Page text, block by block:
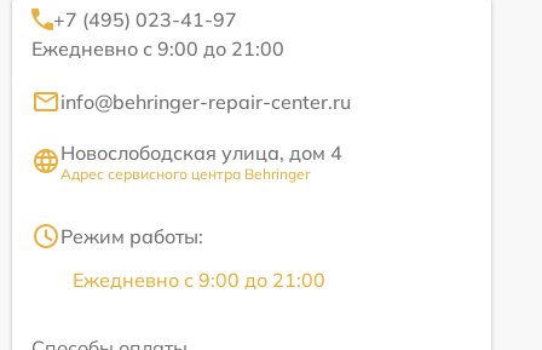
+7 (495) 023-41-97
Ежедневно с 9:00 до 21:00
info@behringer-repair-center.ru
Новослободская улица, дом 4
Адрес сервисного центра Behringer
Режим работы:
Ежедневно с 9:00 до 21:00